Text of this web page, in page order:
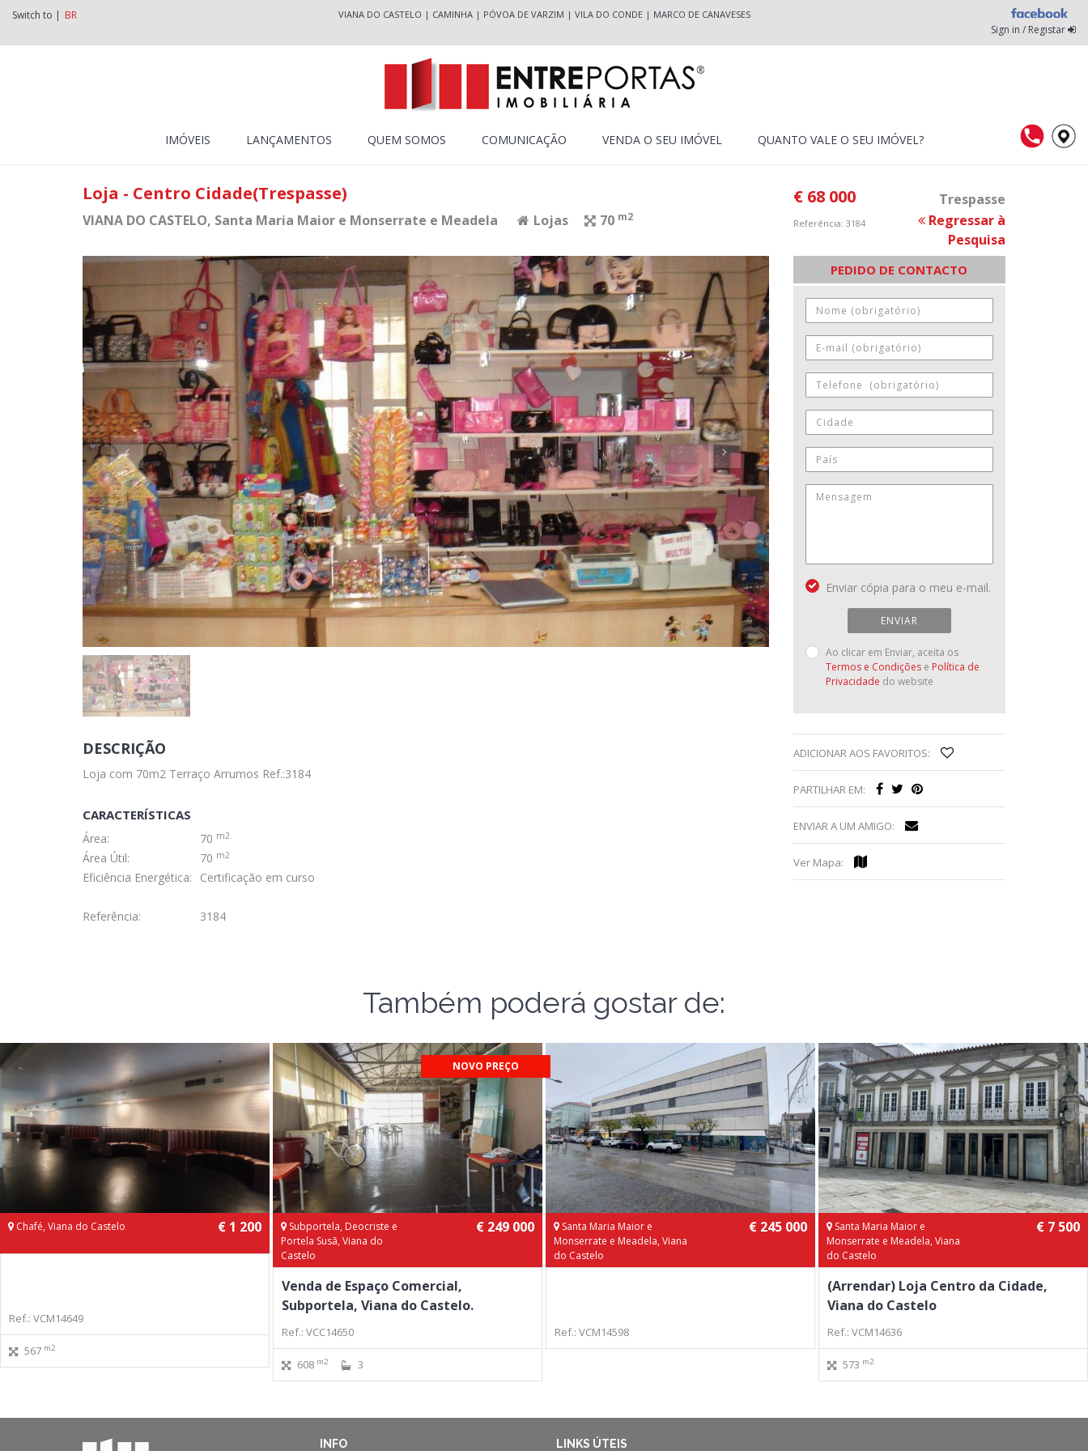
Switch to | BR VIANA DO CASTELO | CAMINHA| PÓVOA DE VARZIM | VILA DO CONDE| MARCO DE CANAVESES
Sign in / Registar
IMÓVEIS LANÇAMENTOS QUEM SOMOS COMUNICAÇÃO VENDA O SEU IMÓVEL QUANTO VALE O SEU IMÓVEL?
Loja - Centro Cidade(Trespasse)
VIANA DO CASTELO, Santa Maria Maior e Monserrate e Meadela Lojas 70 m2
€ 68 000 Trespasse
Referência: 3184
Regressar à
Pesquisa
DESCRIÇÃO
Loja com 70m2 Terraço Arrumos Ref.:3184
CARACTERÍSTICAS
Área: 70 m2
Área Útil: 70 m2
Eficiência Energética: Certificação em curso
Referência: 3184
PEDIDO DE CONTACTO
Enviar cópia para o meu e-mail.
ENVIAR
Ao clicar em Enviar, aceita os
Termos e Condiçõese Política de
Privacidade do website
ADICIONAR AOS FAVORITOS:
PARTILHAR EM:
ENVIAR A UM AMIGO:
Ver Mapa:
Também poderá gostar de:
Chafé, Viana do Castelo € 1 200
Ref.: VCM14649
567 m2
NOVO PREÇO
Subportela, Deocriste e
Portela Susã, Viana do
Castelo
€ 249 000
Venda de Espaço Comercial,
Subportela, Viana do Castelo.
Ref.: VCC14650
608 m2 3
Santa Maria Maior e
Monserrate e Meadela, Viana
do Castelo
€ 245 000
Ref.: VCM14598
Santa Maria Maior e
Monserrate e Meadela, Viana
do Castelo
€ 7 500
(Arrendar) Loja Centro da Cidade,
Viana do Castelo
Ref.: VCM14636
573 m2
INFO LINKS ÚTEIS